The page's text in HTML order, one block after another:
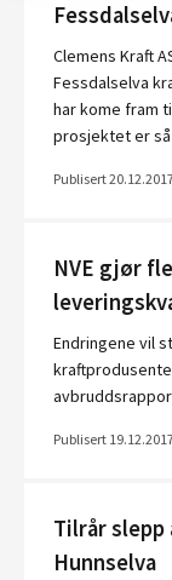
Clemens Kraft
Fessdalselva
har kome fram
prosjektet er så
Publisert
NVE gjør
Endringene vil
Publisert
Tilrår
Hunnselva